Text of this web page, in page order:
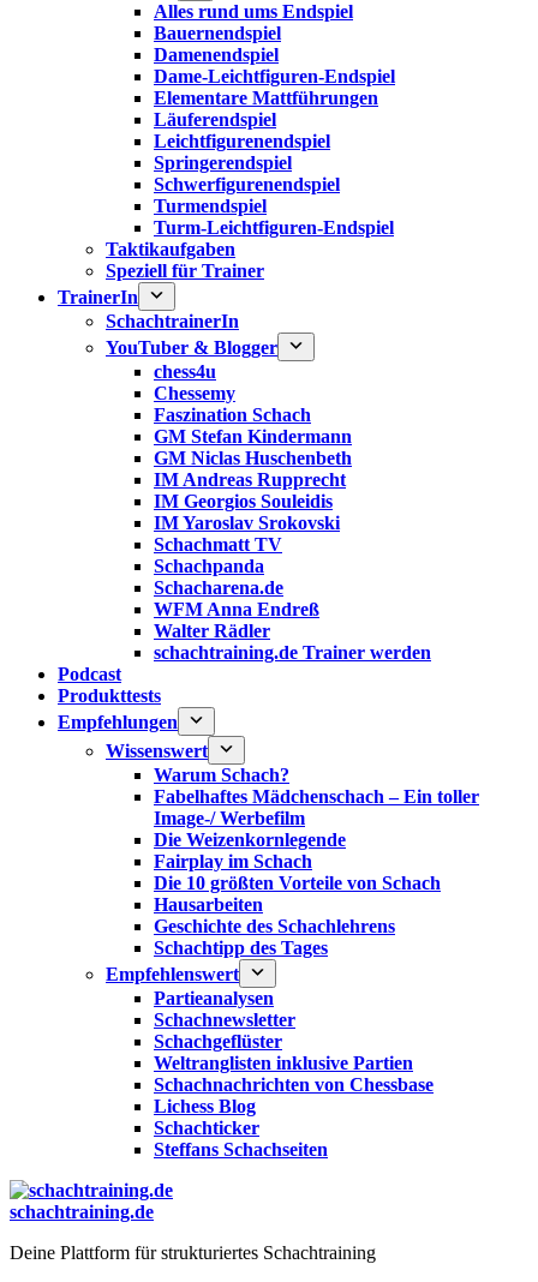
Alles rund ums Endspiel
Bauernendspiel
Damenendspiel
Dame-Leichtfiguren-Endspiel
Elementare Mattführungen
Läuferendspiel
Leichtfigurenendspiel
Springerendspiel
Schwerfigurenendspiel
Turmendspiel
Turm-Leichtfiguren-Endspiel
Taktikaufgaben
Speziell für Trainer
TrainerIn
SchachtrainerIn
YouTuber & Blogger
chess4u
Chessemy
Faszination Schach
GM Stefan Kindermann
GM Niclas Huschenbeth
IM Andreas Rupprecht
IM Georgios Souleidis
IM Yaroslav Srokovski
Schachmatt TV
Schachpanda
Schacharena.de
WFM Anna Endreß
Walter Rädler
schachtraining.de Trainer werden
Podcast
Produkttests
Empfehlungen
Wissenswert
Warum Schach?
Fabelhaftes Mädchenschach – Ein toller
Image-/ Werbefilm
Die Weizenkornlegende
Fairplay im Schach
Die 10 größten Vorteile von Schach‎
Hausarbeiten
Geschichte des Schachlehrens
Schachtipp des Tages
Empfehlenswert
Partieanalysen
Schachnewsletter
Schachgeflüster
Weltranglisten inklusive Partien
Schachnachrichten von Chessbase
Lichess Blog
Schachticker
Steffans Schachseiten
schachtraining.de
Deine Plattform für strukturiertes Schachtraining